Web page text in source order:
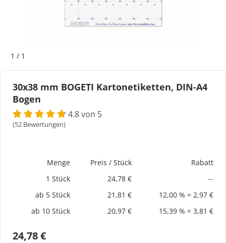
1 / 1
30x38 mm BOGETI Kartonetiketten, DIN-A4
Bogen
4.8 von 5
(52 Bewertungen)
Menge Preis / Stück
Rabatt
1 Stück
24,78 €
--
ab 5 Stück
21,81 €
12,00 % = 2,97 €
ab 10 Stück
20,97 € 15,39 % = 3,81 €
24,78 €
Bogeti Etiketten
Etikettenspender
Etiketten auf Rolle
Thermoetiketten